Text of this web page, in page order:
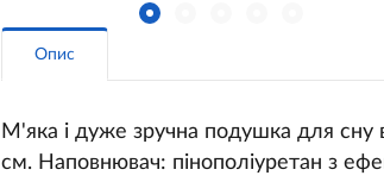
Опис
М'яка і дуже зручна подушка для сну
см. Наповнювач: пінополіуретан з